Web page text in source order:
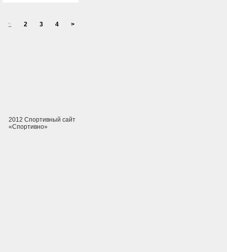
1 2 3 4 >
2012 Спортивный сайт
«Спортивно»